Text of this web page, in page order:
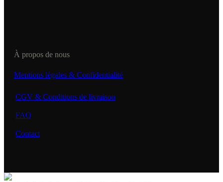
À propos de nous
Mentions légales & Confidentialité
CGV & Conditions de livraison
FAQ
Contact